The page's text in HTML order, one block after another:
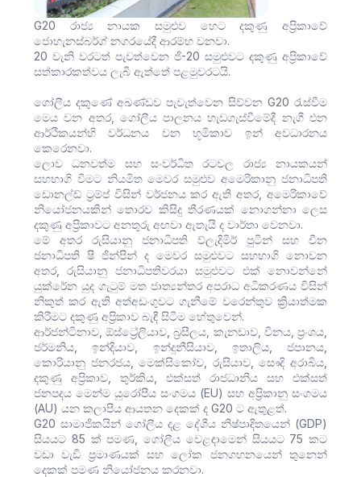
G20 රාජ්‍ය නායක සමුළුව හෙට දකුණු අප්‍රිකාවේ
ජොහැනස්බර්ග් නගරයේදී ආරම්භ වනවා.
20 වැනි වරටත් පැවත්වෙන ජි-20 සමුළුවට දකුණු අප්‍රිකාවේ
සත්කාරකත්වය ලැබී ඇත්තේ පළමුවරටයි.
ගෝලීය දකුණේ අඛණ්ඩව පැවැත්වෙන සිව්වන G20 රැස්වීම
මෙය වන අතර, ගෝලීය පාලනය හැඩගැස්වීමේදී නැගී එන
ආර්ථිකයන්හි වර්ධනය වන භූමිකාව ඉන් අවධාරනය
කෙරෙනවා.
ලොව ධනවත්ම සහ සංවර්ධිත රටවල රාජ්‍ය නායකයන්
සහභාගි වීමට නියමිත මෙවර සමුළුව අමෙරිකානු ජනාධිපති
ඩොනල්ඩ් ට්‍රම්ප් විසින් වර්ජනය කර ඇති අතර, අමෙරිකාවේ
නියෝජනයකින් තොරව කිසිදු තීරණයක් නොගන්නා ලෙස
දකුණු අප්‍රිකාවට අනතුරු අඟවා ඇතැයි ද වාර්තා වෙනවා.
මේ අතර රුසියානු ජනාධිපති ව්ලැදිමිර් පුටින් සහ චීන
ජනාධිපති ෂී ජින්පින් ද මෙවර සමුළුවට සහභාගි නොවන
අතර, රුසියානු ජනාධිපතිවරයා සමුළුවට එක් නොවන්නේ
යුක්රේන යුද ගැටුම් මත ජාත්‍යන්තර අපරාධ අධිකරණය විසින්
නිකුත් කර ඇති අත්අඩංගුවට ගැනීමේ වරෙන්තුව ක්‍රියාත්මක
කිරීමට දකුණු අප්‍රිකාව බැඳී සිටීම හේතුවෙන්.
ආර්ජන්ටිනාව, ඕස්ට්‍රේලියාව, බ්‍රසීලය, කැනඩාව, චීනය, ප්‍රංශය,
ජර්මනිය, ඉන්දියාව, ඉන්දුනීසියාව, ඉතාලිය, ජපානය,
කොරියානු ජනරජය, මෙක්සිකෝව, රුසියාව, සෞදි අරාබිය,
දකුණු අප්‍රිකාව, තුර්කිය, එක්සත් රාජධානිය සහ එක්සත්
ජනපදය මෙන්ම යුරෝපීය සංගමය (EU) සහ අප්‍රිකානු සංගමය
(AU) යන කලාපීය ආයතන දෙකක් ද G20 ට ඇතුළත්.
G20 සාමාජිකයින් ගෝලීය දළ දේශීය නිෂ්පාදිතයෙන් (GDP)
සියයට 85 ක් පමණ, ගෝලීය වෙළඳාමෙන් සියයට 75 කට
වඩා වැඩි ප්‍රමාණයක් සහ ලෝක ජනගහනයෙන් තුනෙන්
දෙකක් පමණ නියෝජනය කරනවා.